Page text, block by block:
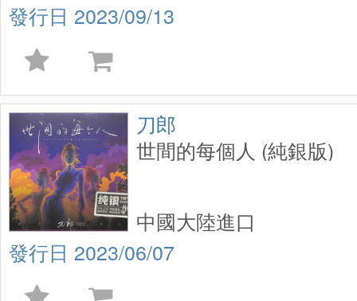
2023/09/13
刀郎
世間的每個人 (純銀版)
2023/06/07
中國大陸進口